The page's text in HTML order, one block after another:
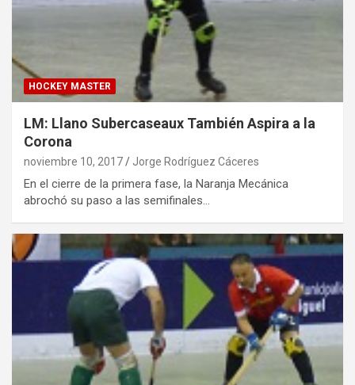
HOCKEY MASTER
LM: Llano Subercaseaux También Aspira a la
Corona
noviembre 10, 2017 Jorge Rodríguez Cáceres
En el cierre de la primera fase, la Naranja Mecánica
abrochó su paso a las semifinales…